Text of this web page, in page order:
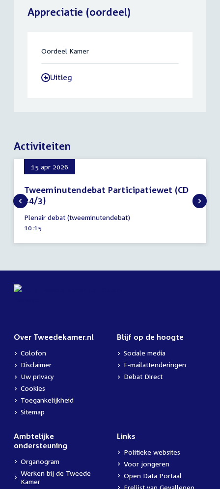
Appreciatie (oordeel)
Oordeel Kamer
-Uitleg
Activiteiten
15 apr 2026
Tweeminutendebat Participatiewet (CD
24/3)
april
2026
Plenair debat (tweeminutendebat)
Tijd
10:15
Over Tweedekamer.nl
Colofon
Disclaimer
Uw privacy
Cookies
Toegankelijkheid
Sitemap
Blijf op de hoogte
Sociale media
E-mailattenderingen
Debat Direct
Ambtelijke
ondersteuning
Organogram
Werken bij de Tweede
Kamer
Links
Politieke websites
Voor jongeren
Open Data Portaal
Erelijst van Gevallenen